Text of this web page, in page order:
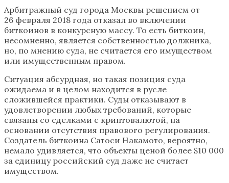
Арбитражный суд города Москвы решением от
26 февраля 2018 года отказал во включении
биткоинов в конкурсную массу. То есть биткоин,
несомненно, является собственностью должника,
но, по мнению суда, не считается его имуществом
или имущественным правом.
Ситуация абсурдная, но такая позиция суда
ожидаема и в целом находится в русле
сложившейся практики. Суды отказывают в
удовлетворении любых требований, которые
связаны со сделками с криптовалютой, на
основании отсутствия правового регулирования.
Создатель биткоина Сатоси Накамото, вероятно,
немало удивляется, что объекты ценой более $10 000
за единицу российский суд даже не считает
имуществом.